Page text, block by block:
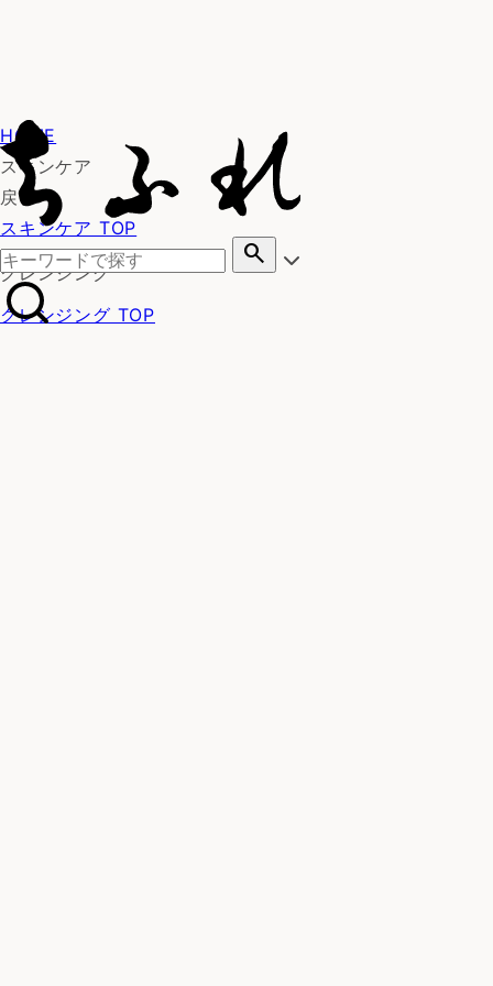
search
HOME
スキンケア
戻る
スキンケア TOP
クレンジング
クレンジング TOP